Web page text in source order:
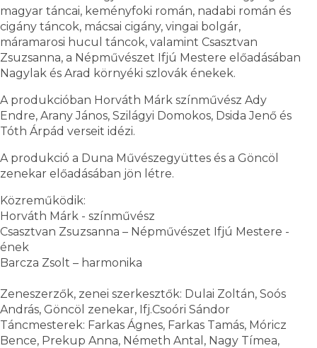
magyar táncai, keményfoki román, nadabi román és
cigány táncok, mácsai cigány, vingai bolgár,
máramarosi hucul táncok, valamint Csasztvan
Zsuzsanna, a Népművészet Ifjú Mestere előadásában
Nagylak és Arad környéki szlovák énekek.
A produkcióban Horváth Márk színművész Ady
Endre, Arany János, Szilágyi Domokos, Dsida Jenő és
Tóth Árpád verseit idézi.
A produkció a Duna Művészegyüttes és a Göncöl
zenekar előadásában jön létre.
Közreműködik:
Horváth Márk - színművész
Csasztvan Zsuzsanna – Népművészet Ifjú Mestere -
ének
Barcza Zsolt – harmonika
Zeneszerzők, zenei szerkesztők: Dulai Zoltán, Soós
András, Göncöl zenekar, Ifj.Csoóri Sándor
Táncmesterek: Farkas Ágnes, Farkas Tamás, Móricz
Bence, Prekup Anna, Németh Antal, Nagy Tímea,